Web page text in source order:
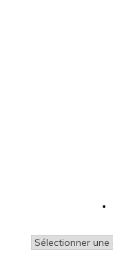
Catégories